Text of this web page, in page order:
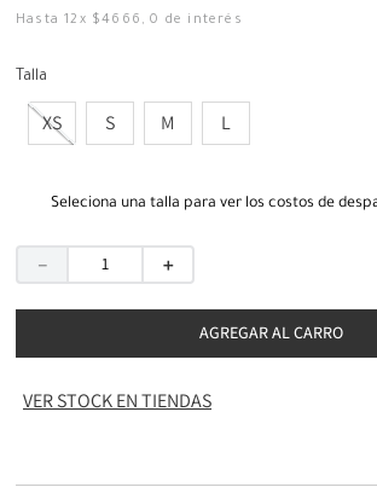
Hasta12 x $4666 ,0 de interés
Talla
XS S M L
Seleciona una talla para ver los costos de
＋
－
AGREGAR AL CARRO
VER STOCK EN TIENDAS